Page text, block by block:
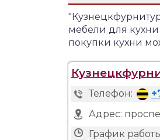
мебели для
покупки кухни
Телефон:
Адрес:
График